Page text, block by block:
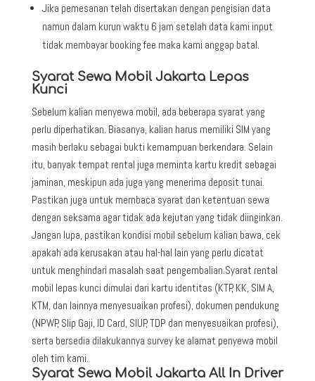
Jika pemesanan telah disertakan dengan pengisian data
namun dalam kurun waktu 6 jam setelah data kami input
tidak membayar booking fee maka kami anggap batal.
Syarat Sewa Mobil Jakarta Lepas
Kunci
Sebelum kalian menyewa mobil, ada beberapa syarat yang
perlu diperhatikan. Biasanya, kalian harus memiliki SIM yang
masih berlaku sebagai bukti kemampuan berkendara. Selain
itu, banyak tempat rental juga meminta kartu kredit sebagai
jaminan, meskipun ada juga yang menerima deposit tunai.
Pastikan juga untuk membaca syarat dan ketentuan sewa
dengan seksama agar tidak ada kejutan yang tidak diinginkan.
Jangan lupa, pastikan kondisi mobil sebelum kalian bawa, cek
apakah ada kerusakan atau hal-hal lain yang perlu dicatat
untuk menghindari masalah saat pengembalian.Syarat rental
mobil lepas kunci dimulai dari kartu identitas (KTP, KK, SIM A,
KTM, dan lainnya menyesuaikan profesi), dokumen pendukung
(NPWP, Slip Gaji, ID Card, SIUP, TDP dan menyesuaikan profesi),
serta bersedia dilakukannya survey ke alamat penyewa mobil
oleh tim kami.
Syarat Sewa Mobil Jakarta All In Driver